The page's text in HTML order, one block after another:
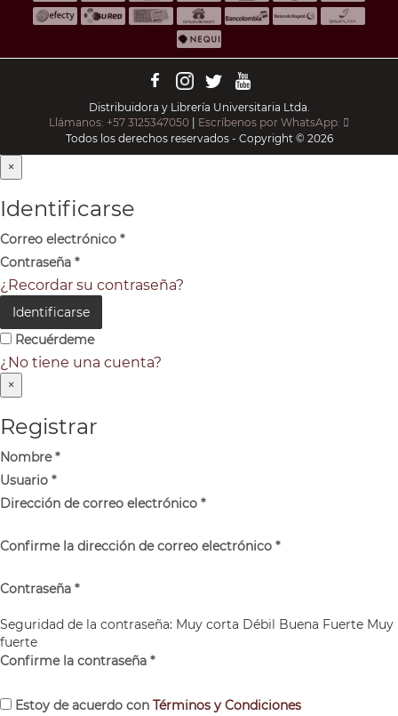
Distribuidora y Librería Universitaria Ltda.
Llámanos: +57 3125347050 | Escríbenos por WhatsApp:
Todos los derechos reservados - Copyright © 2026
×
Identificarse
Correo electrónico *
Contraseña *
¿Recordar su contraseña?
Identificarse
Recuérdeme
¿No tiene una cuenta?
×
Registrar
Nombre*
Usuario *
Dirección de correo electrónico *
Confirme la dirección de correo electrónico *
Contraseña *
Seguridad de la contraseña: Muy corta Débil Buena Fuerte Muy
fuerte
Confirme la contraseña *
Estoy de acuerdo con Términos y Condiciones